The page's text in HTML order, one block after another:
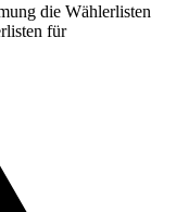
die Wählerlisten
für